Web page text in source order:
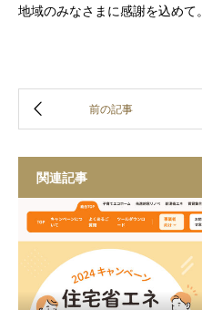
地域のみなさまに感謝を込めて。
関連記事